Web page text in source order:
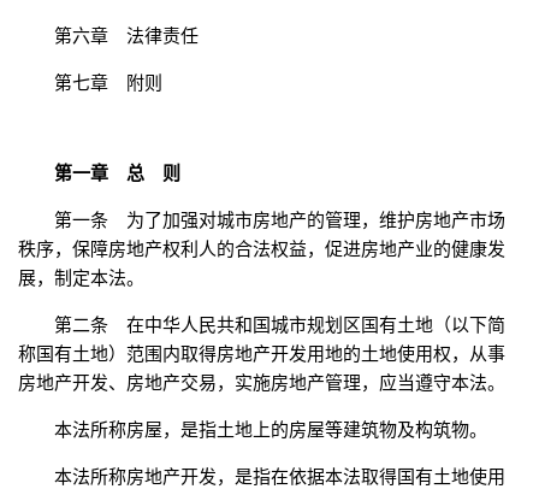
第六章 法律责任
第七章 附则
第一章 总 则
第一条 为了加强对城市房地产的管理，维护房地产市场
秩序，保障房地产权利人的合法权益，促进房地产业的健康发
展，制定本法。
第二条 在中华人民共和国城市规划区国有土地（以下简
称国有土地）范围内取得房地产开发用地的土地使用权，从事
房地产开发、房地产交易，实施房地产管理，应当遵守本法。
本法所称房屋，是指土地上的房屋等建筑物及构筑物。
本法所称房地产开发，是指在依据本法取得国有土地使用